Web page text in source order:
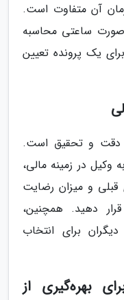
آن متفاوت است.
صورت ساعتی محاسبه
یک پرونده تعیین
دقت و تحقیق است.
وکیل در زمینه مالی،
قبلی و میزان رضایت
دهید. همچنین،
برای انتخاب
بهره‌گیری از